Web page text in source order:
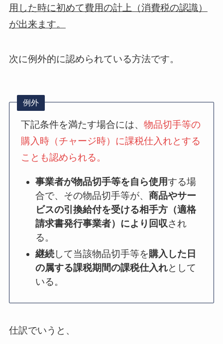
用した時に初めて費用の計上（消費税の認識）
が出来ます。
次に例外的に認められている方法です。
例外
下記条件を満たす場合には、物品切手等の
購入時（チャージ時）に課税仕入れとする
ことも認められる。
事業者が物品切手等を自ら使用する場
合で、その物品切手等が、 商品やサー
ビスの引換給付を受ける相手方（適格
請求書発行事業者）により回収され
る。
継続して当該物品切手等を購入した日
の属する課税期間の課税仕入れとして
いる。
仕訳でいうと、